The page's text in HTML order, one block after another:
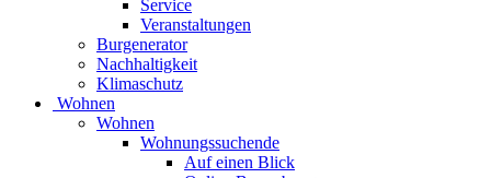
Service
Veranstaltungen
Burgenerator
Nachhaltigkeit
Klimaschutz
Wohnen
Wohnen
Wohnungssuchende
Auf einen Blick